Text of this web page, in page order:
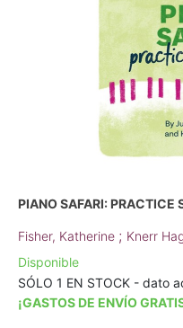
PIANO SAFARI: PRACTICE
Fisher, Katherine ; Knerr
Disponible
SÓLO 1 EN STOCK - dato
¡GASTOS DE ENVÍO